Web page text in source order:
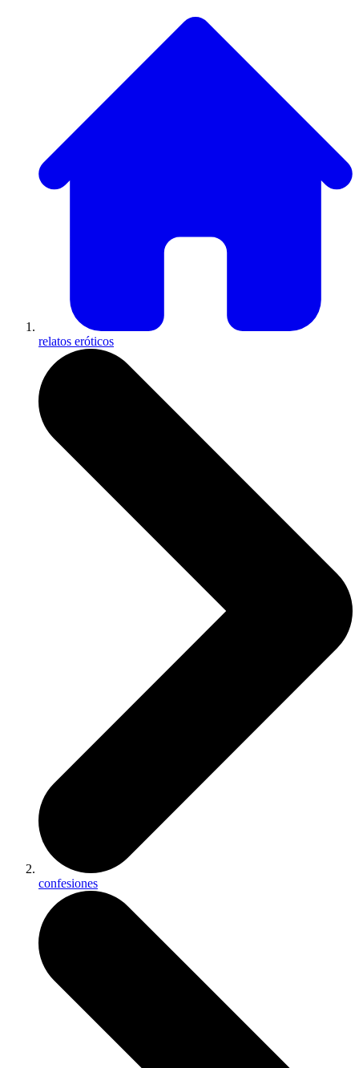
relatos eróticos
confesiones